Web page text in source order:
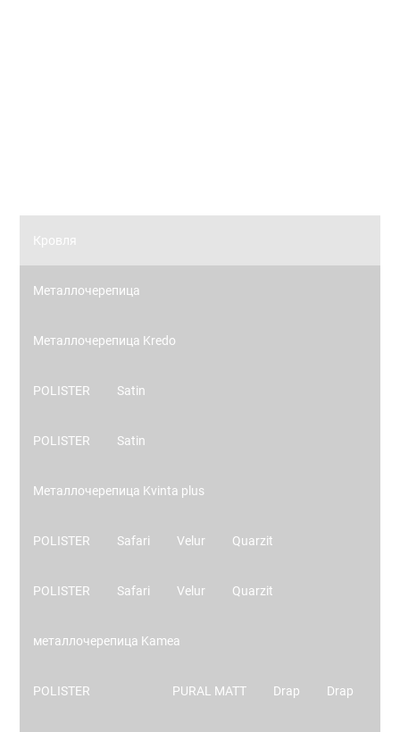
Кровля
Металлочерепица
Металлочерепица Kredo
POLISTER
POLISTER
Satin
Satin
Металлочерепица Kvinta plus
POLISTER
POLISTER
Safari
Safari
Velur
Velur
Quarzit
Quarzit
металлочерепица Kamea
POLISTER PURAL MATT Drap Drap